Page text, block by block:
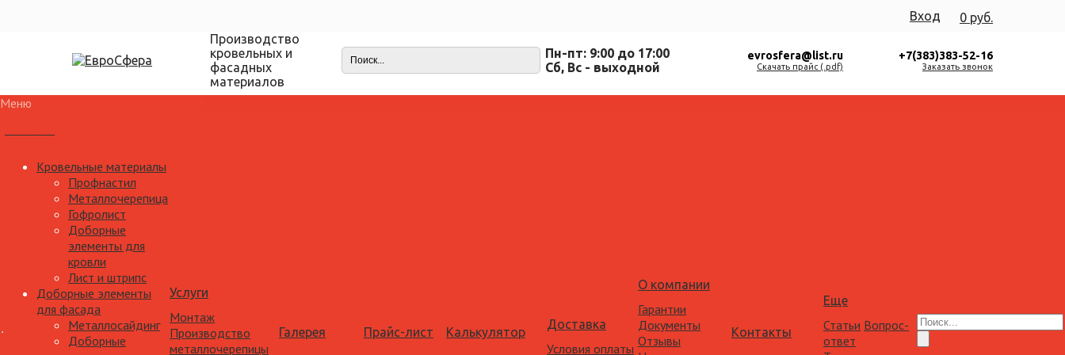
0 руб.
Вход
Производство
кровельных и
фасадных
материалов
Пн-пт: 9:00 до 17:00
Cб, Вс - выходной
evrosfera@list.ru
Скачать прайс (.pdf)
+7(383)383-52-16
Заказать звонок
Меню
Кровельные материалы
Профнастил
Металлочерепица
Гофролист
Доборные
элементы для
кровли
Лист и штрипс
Доборные элементы
для фасада
Металлосайдинг
Доборные
Услуги
Монтаж
Производство
металлочерепицы
Галерея Прайс-лист Калькулятор
Доставка
Условия оплаты
О компании
Гарантии
Документы
Отзывы
Контакты
Еще
Статьи Вопрос-
ответ